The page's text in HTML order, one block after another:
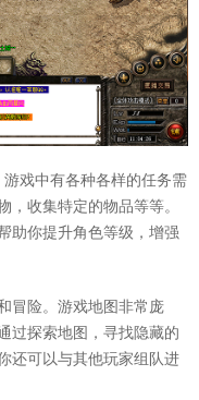
游戏中有各种各样的任务需
，收集特定的物品等等。
助你提升角色等级，增强
冒险。游戏地图非常庞
过探索地图，寻找隐藏的
还可以与其他玩家组队进